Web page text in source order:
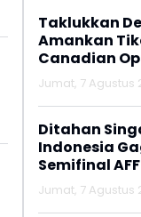
Taklukkan
Amankan
Canadian
Jumat, 7 Agustus
Ditahan
Indonesia
Semifinal
Jumat, 7 Agustus